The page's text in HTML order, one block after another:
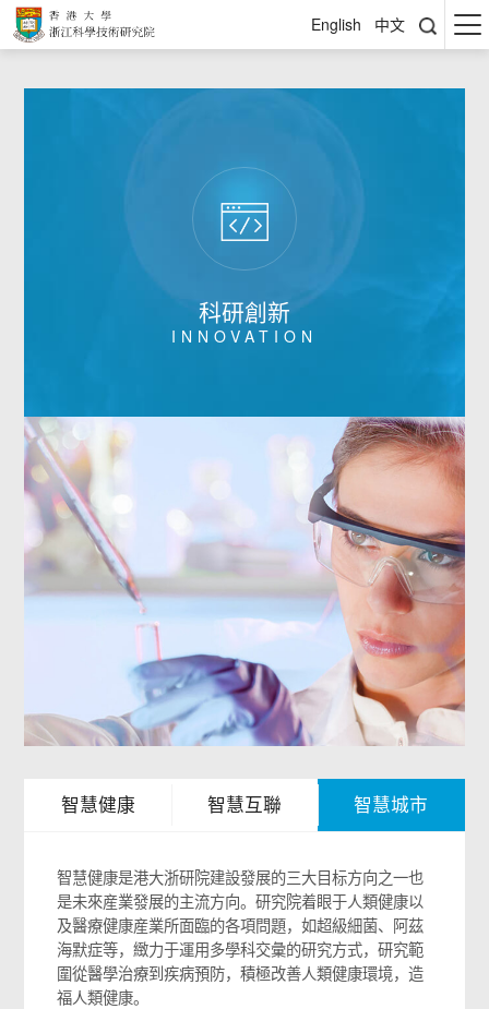
English 中文
科研創新
INNOVATION
智慧健康 智慧互聯 智慧城市
智慧健康是港大浙研院建設發展的三大目标方向之一也
是未來産業發展的主流方向。研究院着眼于人類健康以
及醫療健康産業所面臨的各項問題，如超級細菌、阿茲
海默症等，緻力于運用多學科交彙的研究方式，研究範
圍從醫學治療到疾病預防，積極改善人類健康環境，造
福人類健康。